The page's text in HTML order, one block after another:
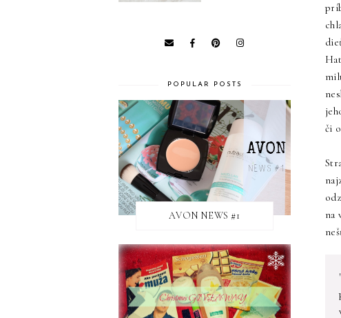
či
na
POPULAR POSTS
AVON NEWS #1